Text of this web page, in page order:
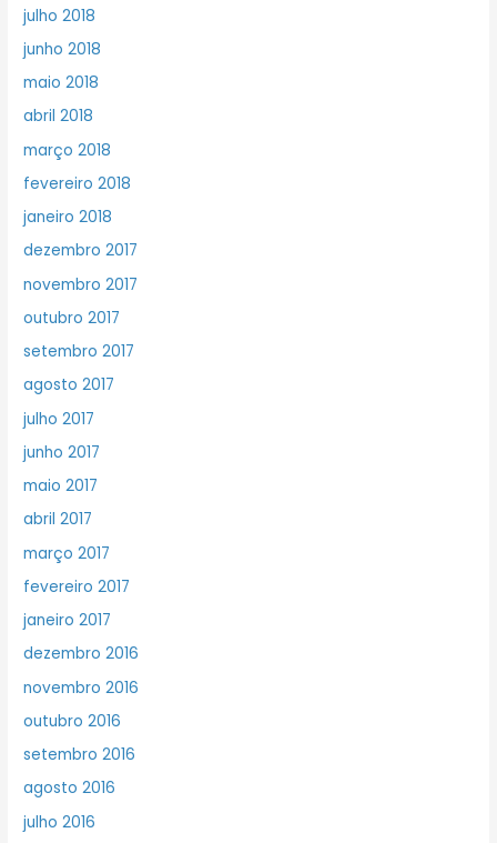
julho 2018
junho 2018
maio 2018
abril 2018
março 2018
fevereiro 2018
janeiro 2018
dezembro 2017
novembro 2017
outubro 2017
setembro 2017
agosto 2017
julho 2017
junho 2017
maio 2017
abril 2017
março 2017
fevereiro 2017
janeiro 2017
dezembro 2016
novembro 2016
outubro 2016
setembro 2016
agosto 2016
julho 2016